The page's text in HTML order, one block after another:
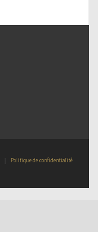
| Politique de confidentialité